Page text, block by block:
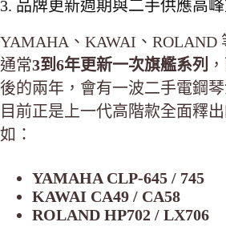
3. 品牌更新週期與二手供應高
YAMAHA、KAWAI、ROLAND
通常3到6年更新一次旗艦系列
後的兩年，會有一波二手電鋼琴
目前正是上一代高階款全面釋
如：
YAMAHA CLP-645 / 745
KAWAI CA49 / CA58
ROLAND HP702 / LX706